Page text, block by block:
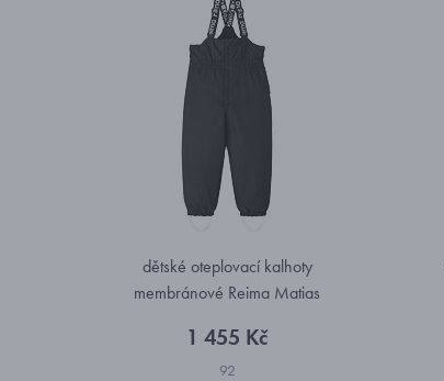
dětské oteplovací kalhoty
membránové Reima Matias
1 455 Kč
92